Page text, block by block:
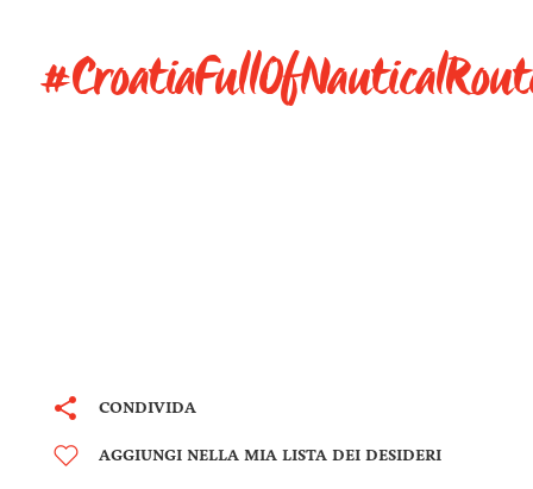
CONDIVIDA
AGGIUNGI NELLA MIA LISTA DEI DESIDERI